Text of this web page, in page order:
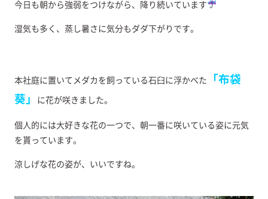
今日も朝から強弱をつけながら、降り続いています
湿気も多く、蒸し暑さに気分もダダ下がりです。
本社庭に置いてメダカを飼っている石臼に浮かべた
「布袋
葵」
に花が咲きました。
個人的には大好きな花の一つで、朝一番に咲いている姿に元気
を貰っています。
涼しげな花の姿が、いいですね。